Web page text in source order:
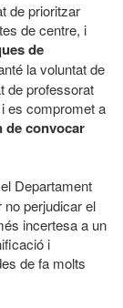
de prioritzar
de centre, i
de
la voluntat de
de professorat
es compromet a
de convocar
Departament
no perjudicar el
incertesa a un
i
de fa molts